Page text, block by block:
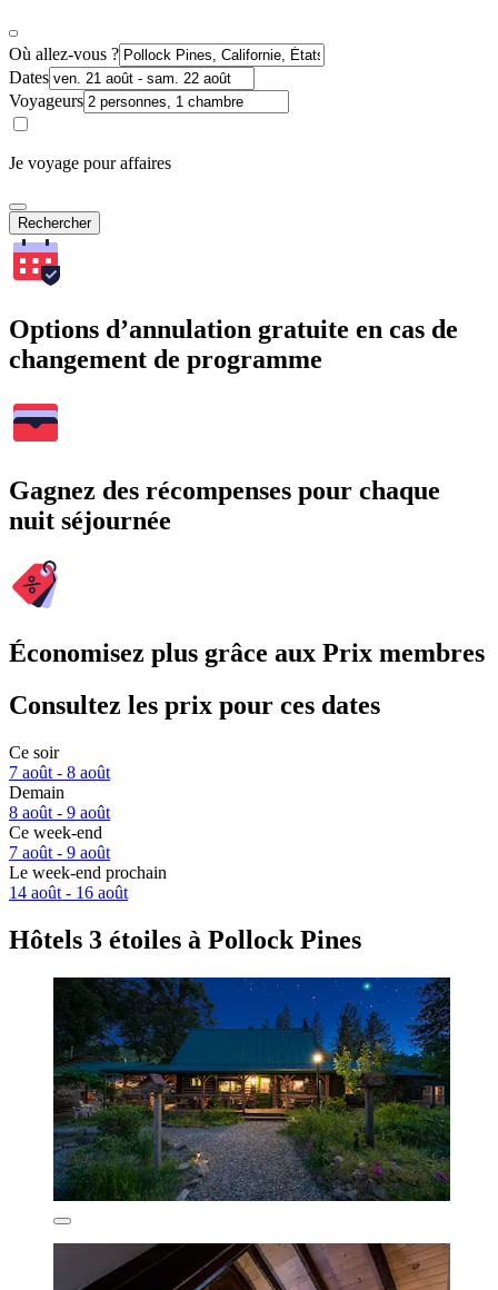
Où allez-vous ?
Dates
Voyageurs
Je voyage pour affaires
Rechercher
Options d’annulation gratuite en cas de
changement de programme
Gagnez des récompenses pour chaque
nuit séjournée
Économisez plus grâce aux Prix membres
Consultez les prix pour ces dates
Ce soir
7 août - 8 août
Demain
8 août - 9 août
Ce week-end
7 août - 9 août
Le week-end prochain
14 août - 16 août
Hôtels 3 étoiles à Pollock Pines